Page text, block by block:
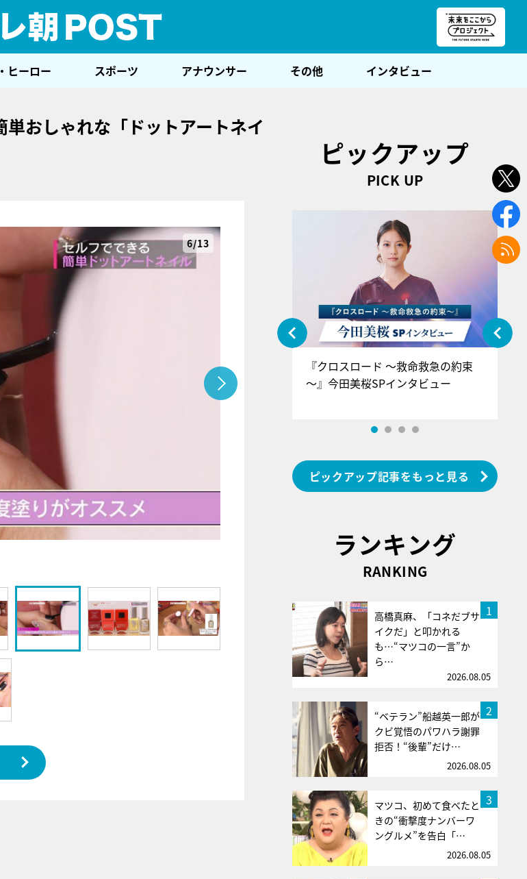
ヒーロー スポーツ アナウンサー その他 インタビュー
おしゃれな「ドットアートネイ
6/13
ピックアップ
PICK UP
『アイ＝ラブ！げーみんぐ』＝LOV
E齋藤樹愛羅＆佐々木舞香SPインタ
『クロスロード ～救命救急の約束
～』今田美桜SPインタビュー
ピックアップ記事をもっと見る
ランキング
RANKING
1
高橋真麻、「コネだブサ
イクだ」と叩かれる
も…“マツコの一言”か
ら…
2026.08.05
2
“ベテラン”船越英一郎が
クビ覚悟のパワハラ謝罪
拒否！“後輩”だけ…
2026.08.05
3
マツコ、初めて食べたと
きの“衝撃度ナンバーワ
ングルメ”を告白「…
2026.08.05